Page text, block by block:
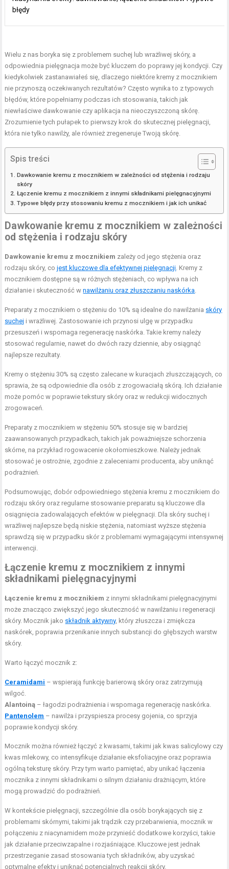
błędy
Wielu z nas boryka się z problemem suchej lub wrażliwej skóry, a
odpowiednia pielęgnacja może być kluczem do poprawy jej kondycji. Czy
kiedykolwiek zastanawiałeś się, dlaczego niektóre kremy z mocznikiem
nie przynoszą oczekiwanych rezultatów? Często wynika to z typowych
błędów, które popełniamy podczas ich stosowania, takich jak
niewłaściwe dawkowanie czy aplikacja na nieoczyszczoną skórę.
Zrozumienie tych pułapek to pierwszy krok do skutecznej pielęgnacji,
która nie tylko nawilży, ale również zregeneruje Twoją skórę.
Spis treści
Dawkowanie kremu z mocznikiem w zależności od stężenia i rodzaju
skóry
Łączenie kremu z mocznikiem z innymi składnikami pielęgnacyjnymi
Typowe błędy przy stosowaniu kremu z mocznikiem i jak ich unikać
Dawkowanie kremu z mocznikiem w zależności
od stężenia i rodzaju skóry
Dawkowanie kremu z mocznikiem zależy od jego stężenia oraz
rodzaju skóry, cojest kluczowe dla efektywnej pielęgnacji . Kremy z
mocznikiem dostępne są w różnych stężeniach, co wpływa na ich
działanie i skuteczność wnawilżaniu oraz złuszczaniu naskórka
Preparaty z mocznikiem o stężeniu do 10% są idealne do nawilżania skóry
suchej i wrażliwej. Zastosowanie ich przynosi ulgę w przypadku
przesuszeń i wspomaga regenerację naskórka. Takie kremy należy
stosować regularnie, nawet do dwóch razy dziennie, aby osiągnąć
najlepsze rezultaty.
Kremy o stężeniu 30% są często zalecane w kuracjach złuszczających, co
sprawia, że są odpowiednie dla osób z zrogowaciałą skórą. Ich działanie
może pomóc w poprawie tekstury skóry oraz w redukcji widocznych
zrogowaceń.
Preparaty z mocznikiem w stężeniu 50% stosuje się w bardziej
zaawansowanych przypadkach, takich jak poważniejsze schorzenia
skórne, na przykład rogowacenie okołomieszkowe. Należy jednak
stosować je ostrożnie, zgodnie z zaleceniami producenta, aby uniknąć
podrażnień.
Podsumowując, dobór odpowiedniego stężenia kremu z mocznikiem do
rodzaju skóry oraz regularne stosowanie preparatu są kluczowe dla
osiągnięcia zadowalających efektów w pielęgnacji. Dla skóry suchej i
wrażliwej najlepsze będą niskie stężenia, natomiast wyższe stężenia
sprawdzą się w przypadku skór z problemami wymagającymi intensywnej
interwencji.
Łączenie kremu z mocznikiem z innymi
składnikami pielęgnacyjnymi
Łączenie kremu z mocznikiem z innymi składnikami pielęgnacyjnymi
może znacząco zwiększyć jego skuteczność w nawilżaniu i regeneracji
skóry. Mocznik jako składnik aktywny, który złuszcza i zmiękcza
naskórek, poprawia przenikanie innych substancji do głębszych warstw
skóry.
Warto łączyć mocznik z:
Ceramidami – wspierają funkcję barierową skóry oraz zatrzymują
wilgoć.
Alantoiną – łagodzi podrażnienia i wspomaga regenerację naskórka.
Pantenolem – nawilża i przyspiesza procesy gojenia, co sprzyja
poprawie kondycji skóry.
Mocznik można również łączyć z kwasami, takimi jak kwas salicylowy czy
kwas mlekowy, co intensyfikuje działanie eksfoliacyjne oraz poprawia
ogólną teksturę skóry. Przy tym warto pamiętać, aby unikać łączenia
mocznika z innymi składnikami o silnym działaniu drażniącym, które
mogą prowadzić do podrażnień.
W kontekście pielęgnacji, szczególnie dla osób borykających się z
problemami skórnymi, takimi jak trądzik czy przebarwienia, mocznik w
połączeniu z niacynamidem może przynieść dodatkowe korzyści, takie
jak działanie przeciwzapalne i rozjaśniające. Kluczowe jest jednak
przestrzeganie zasad stosowania tych składników, aby uzyskać
optymalne efekty i uniknąć potencjalnych reakcji skóry.